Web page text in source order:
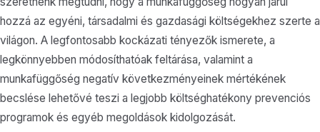
hozzá az egyéni, társadalmi és gazdasági költségekhez szerte a
világon. A legfontosabb kockázati tényezők ismerete, a
legkönnyebben módosíthatóak feltárása, valamint a
munkafüggőség negatív következményeinek mértékének
becslése lehetővé teszi a legjobb költséghatékony prevenciós
programok és egyéb megoldások kidolgozását.